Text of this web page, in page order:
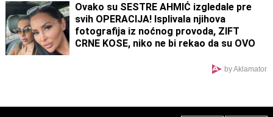
Ovako su SESTRE AHMIĆ izgledale pre
svih OPERACIJA! Isplivala njihova
fotografija iz noćnog provoda, ZIFT
CRNE KOSE, niko ne bi rekao da su OVO
by Aklamator